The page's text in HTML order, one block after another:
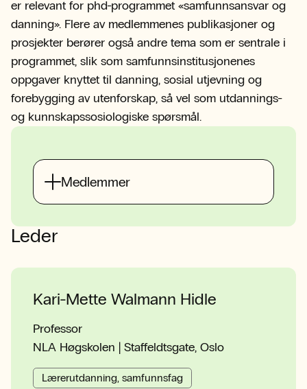
er relevant for phd-programmet «samfunnsansvar og
danning». Flere av medlemmenes publikasjoner og
prosjekter berører også andre tema som er sentrale i
programmet, slik som samfunnsinstitusjonenes
oppgaver knyttet til danning, sosial utjevning og
forebygging av utenforskap, så vel som utdannings-
og kunnskapssosiologiske spørsmål.
Medlemmer
Leder
Kari-Mette Walmann Hidle
Professor
NLA Høgskolen | Staffeldtsgate, Oslo
Lærerutdanning, samfunnsfag